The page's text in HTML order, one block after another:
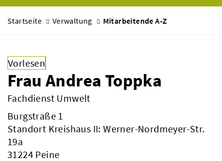
Startseite Verwaltung Mitarbeitende A-Z
Vorlesen
Frau Andrea Toppka
Fachdienst Umwelt
Burgstraße 1
Standort Kreishaus II: Werner-Nordmeyer-Str.
19a
31224 Peine